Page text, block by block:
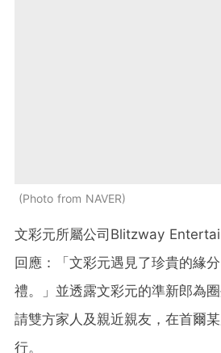
Photo from NAVER
文彩元所屬公司Blitzway
回應：「文彩元遇見了珍貴的緣
禮。」並透露文彩元的準新郎為
請雙方家人及親近親友，在首爾
行。